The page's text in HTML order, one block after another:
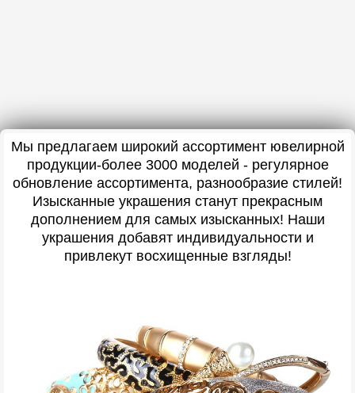
Мы предлагаем широкий ассортимент ювелирной
продукции-более 3000 моделей - регулярное
обновление ассортимента, разнообразие стилей!
Изысканные украшения станут прекрасным
дополнением для самых изысканных! Наши
украшения добавят индивидуальности и
привлекут восхищенные взгляды!